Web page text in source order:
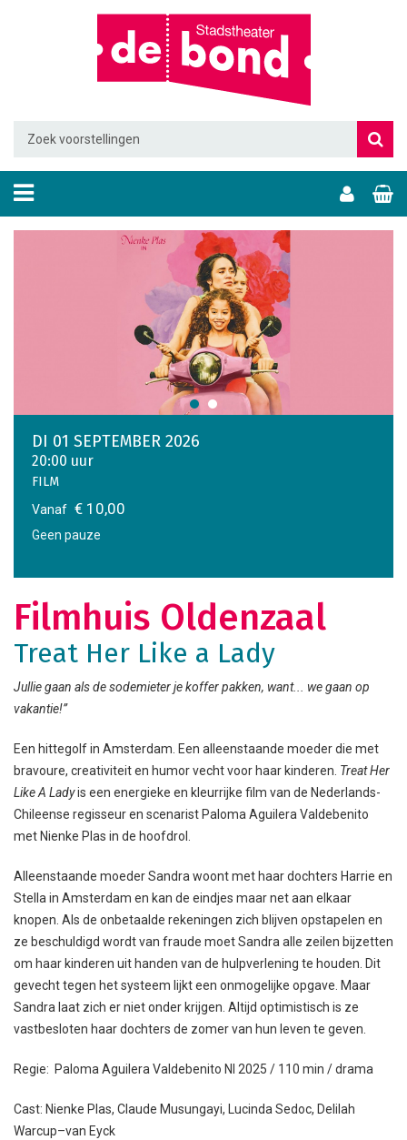
DI 01 SEPTEMBER 2026
20:00 uur
FILM
Vanaf € 10,00
Geen pauze
Filmhuis Oldenzaal
Treat Her Like a Lady
Jullie gaan als de sodemieter je koffer pakken, want... we gaan op
vakantie!”
Een hittegolf in Amsterdam. Een alleenstaande moeder die met
bravoure, creativiteit en humor vecht voor haar kinderen. Treat Her
Like A Ladyis een energieke en kleurrijke film van de Nederlands-
Chileense regisseur en scenarist Paloma Aguilera Valdebenito
met Nienke Plas in de hoofdrol.
Alleenstaande moeder Sandra woont met haar dochters Harrie en
Stella in Amsterdam en kan de eindjes maar net aan elkaar
knopen. Als de onbetaalde rekeningen zich blijven opstapelen en
ze beschuldigd wordt van fraude moet Sandra alle zeilen bijzetten
om haar kinderen uit handen van de hulpverlening te houden. Dit
gevecht tegen het systeem lijkt een onmogelijke opgave. Maar
Sandra laat zich er niet onder krijgen. Altijd optimistisch is ze
vastbesloten haar dochters de zomer van hun leven te geven.
Regie: Paloma Aguilera Valdebenito Nl 2025 / 110 min / drama
Cast: Nienke Plas, Claude Musungayi, Lucinda Sedoc, Delilah
Warcup–van Eyck